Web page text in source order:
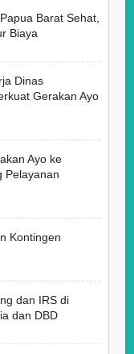
Barat Sehat,
Biaya
Dinas
Gerakan Ayo
Ayo ke
Pelayanan
Kontingen
dan IRS di
dan DBD